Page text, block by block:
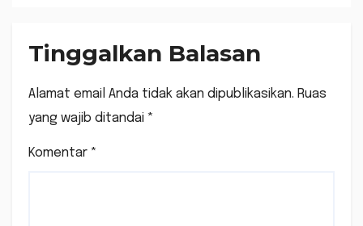
Tinggalkan Balasan
Alamat email Anda tidak akan dipublikasikan. Ruas
yang wajib ditandai *
Komentar *